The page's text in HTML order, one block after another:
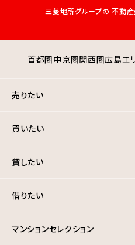
三菱地所グループの 不動産
首都圏中京圏関西圏広島エ
売りたい
買いたい
貸したい
借りたい
マンションセレクション